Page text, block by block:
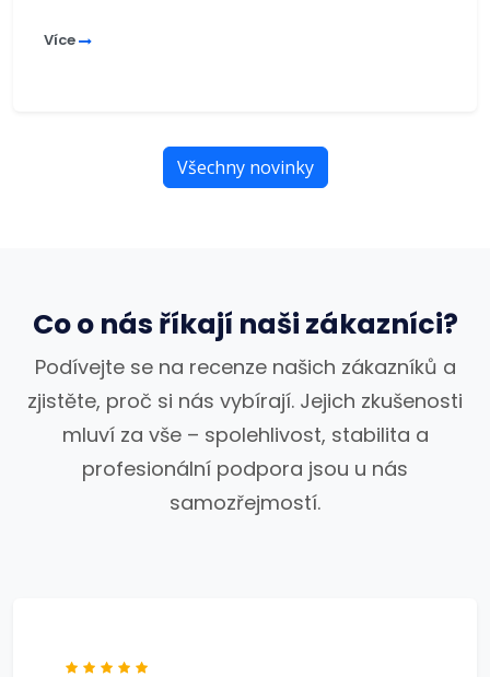
Více
Všechny novinky
Co o nás říkají naši zákazníci?
Podívejte se na recenze našich zákazníků a
zjistěte, proč si nás vybírají. Jejich zkušenosti
mluví za vše – spolehlivost, stabilita a
profesionální podpora jsou u nás
samozřejmostí.